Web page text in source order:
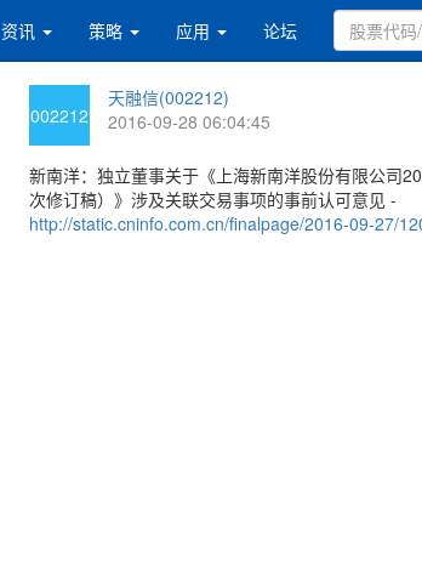
资讯 策略 应用 论坛
002212
天融信(002212)
2016-09-28 06:04:45
新南洋：独立董事关于《上海新南洋股份有限公司
次修订稿）》涉及关联交易事项的事前认可意见 -
http://static.cninfo.com.cn/finalpage/2016-09-27/